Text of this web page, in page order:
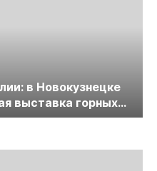
в Новокузнецке
выставка горных
Уголь России и